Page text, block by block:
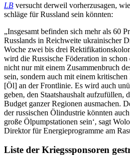
LB ver­sucht derweil vor­her­zu­sa­gen,
schläge für Russ­land sein könnten:
„Ins­ge­samt befin­den sich mehr als 60
Russ­lands in Reich­weite ukrai­ni­scher
Woche zwei bis drei
wird die Rus­si­sche Föde­ra­tion in
nicht nur mit einem Zusam­men­bruch
sein, sondern auch mit einem kri­ti­schen
[Öl] an der Front­li­nie. Es wird auch
geben, den Staats­haus­halt auf­zu­fül­len,
Budget ganzer Regio­nen aus­ma­chen.
der rus­si­schen Ölin­dus­trie könnten
große Ölpump­sta­tio­nen sein‘, sagt
Direk­tor für Ener­gie­pro­gramme am
Liste der Kriegs­spon­so­ren